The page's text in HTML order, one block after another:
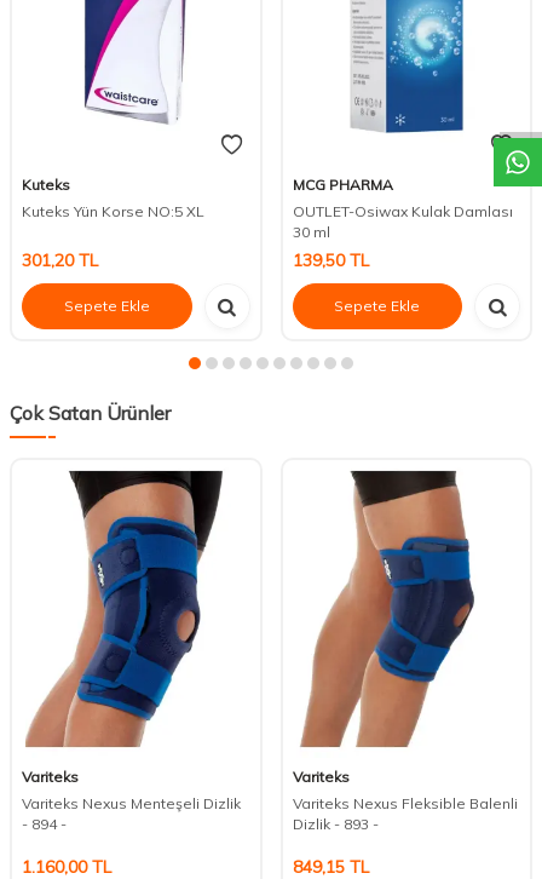
Kuteks
Kuteks Yün Korse NO:5 XL
301,20TL
Sepete Ekle
MCG PHARMA
OUTLET-Osiwax Kulak Damlası
30 ml
139,50TL
Sepete Ekle
Çok Satan Ürünler
Variteks
Variteks Nexus Menteşeli Dizlik
- 894 -
1.160,00TL
Variteks
Variteks Nexus Fleksible Balenli
Dizlik - 893 -
849,15TL